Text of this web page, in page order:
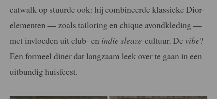
catwalk op stuurde ook: hij combineerde klassieke Dior-
elementen — zoals tailoring en chique avondkleding —
met invloeden uit club- en indie sleaze-cultuur. De vibe?
Een formeel diner dat langzaam leek over te gaan in een
uitbundig huisfeest.